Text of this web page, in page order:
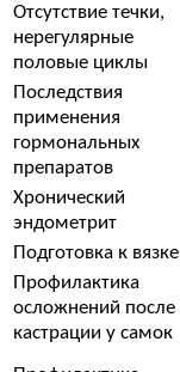
Отсутствие течки,
нерегулярные
половые циклы
Последствия
применения
гормональных
препаратов
Хронический
эндометрит
Подготовка к вязке
Профилактика
осложнений после
кастрации у самок